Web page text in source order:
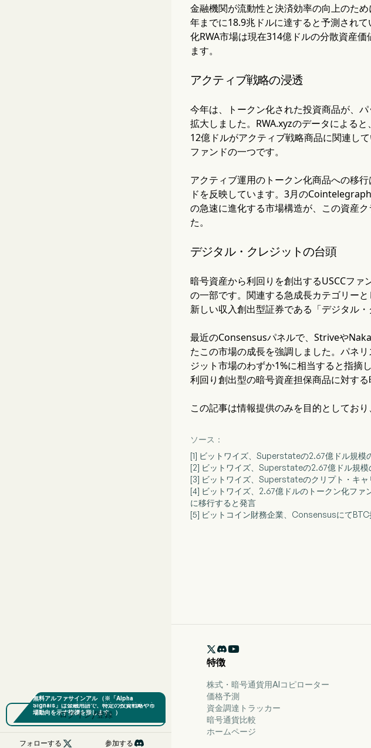
ログイン/登録
フォローする  参加する
金融機関が流動性と決済効率の向上のた
年までに18.9兆ドルに達すると予測され
化RWA市場は現在314億ドルの分散資産
ます。
アクティブ戦略の浸透
今年は、トークン化された投資商品が、
拡大しました。RWA.xyzのデータによる
12億ドルがアクティブ戦略商品に関連し
ファンドの一つです。
アクティブ運用のトークン化商品への移
ドを反映しています。3月の
の急速に進化する市場構造が、この資産
た。
デジタル・クレジットの台頭
暗号資産から利回りを創出するUSCCフ
の一部です。関連する急成長カテゴリー
新しい収入創出型証券である「デジタル・
最近のConsensusパネルで、Striveや
たこの市場の成長を強調しました。パネ
ジット市場のわずか1%に相当すると指摘
利回り創出型の暗号資産担保商品に対する
この記事は情報提供のみを目的としてお
ソース：
[1] ビットワイズ、Superstateの2.67億ドル規
[2] ビットワイズ、Superstateの2.67億ドル規
[3] ビットワイズ、Superstateのクリプト・キ
[4] ビットワイズ、2.67億ドルのトークン化フ
に移行すると発言
[5] ビットコイン財務企業、Consensusにて

特徴
株式・暗号通貨用AIコピローター
価格予測
資金調達トラッカー
暗号通貨比較
ホームページ